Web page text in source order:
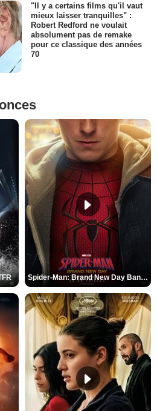
"Il y a certains films qu'il vaut
mieux laisser tranquilles" :
Robert Redford ne voulait
absolument pas de remake
pour ce classique des années
70
Spider-Man: Brand New Day Bande-annonce VO STFR